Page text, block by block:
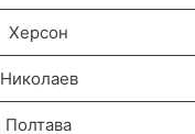
Херсон
Николаев
Полтава